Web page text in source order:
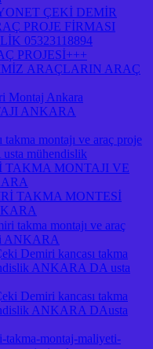
ÇEKİ DEMİR
PROJE FİRMASI
05323118894
PROJESİ+++
ARAÇLARIN ARAÇ
Montaj Ankara
ANKARA
takma montajı ve araç proje
mühendislik
TAKMA MONTAJI VE
TAKMA MONTESİ
takma montajı ve araç
ANKARA
Demiri kancası takma
ANKARA DA usta
Demiri kancası takma
ANKARA DAusta
takma-montaj-maliyeti-